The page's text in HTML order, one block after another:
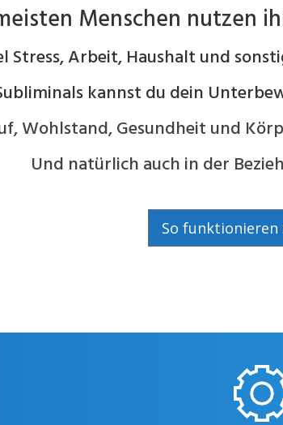
Menschen nutzen
Stress, Arbeit, Haushalt und
kannst du dein
Wohlstand, Gesundheit und
Und natürlich auch in der
So funktionieren